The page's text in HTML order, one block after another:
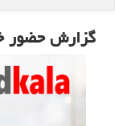
گزارش حضور